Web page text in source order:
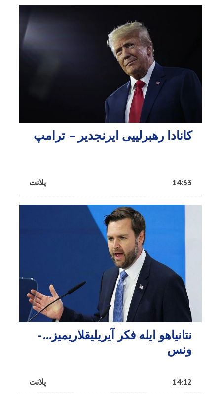
کانادا رهبرلییی ایرنجدیر – ترامپ
پلانت 14:33
نتانیاهو ایله فکر آیریلیقلاریمیز… -
ونس
پلانت 14:12